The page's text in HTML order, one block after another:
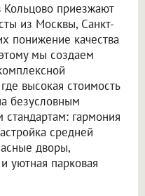
приезжают
из Москвы, Санкт-
понижение качества
мы создаем
высокая стоимость
безусловным
гармония
средней
дворы,
уютная парковая